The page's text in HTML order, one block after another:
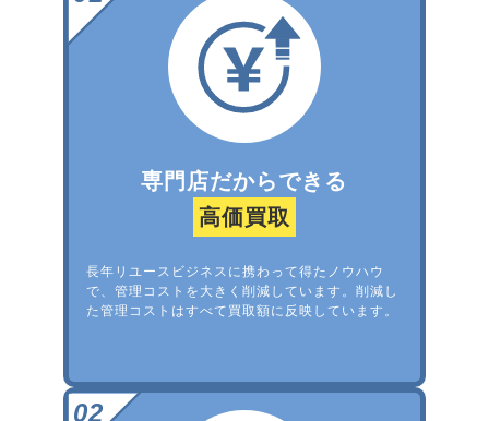
専門店だからできる
高価買取
長年リユースビジネスに携わって得たノウハウ
で、管理コストを大きく削減しています。削減し
た管理コストはすべて買取額に反映しています。